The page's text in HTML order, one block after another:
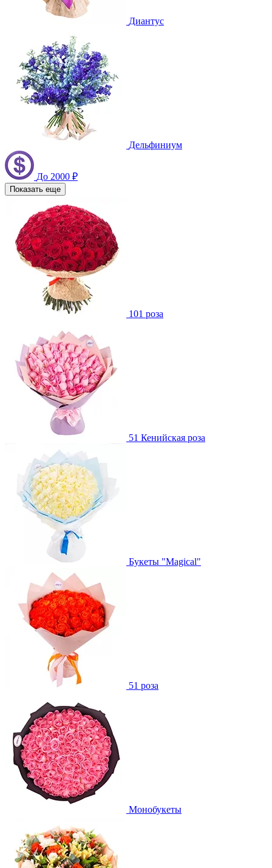
Диантус
Дельфиниум
До 2000 ₽
Показать еще
101 роза
51 Кенийская роза
Букеты "Magical"
51 роза
Монобукеты